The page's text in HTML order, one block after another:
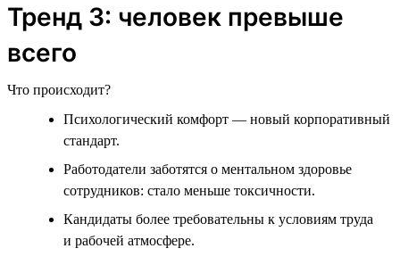
Тренд 3: человек превыше
всего
Что происходит?
Психологический комфорт — новый корпоративный
стандарт.
Работодатели заботятся о ментальном здоровье
сотрудников: стало меньше токсичности.
Кандидаты более требовательны к условиям труда
и рабочей атмосфере.